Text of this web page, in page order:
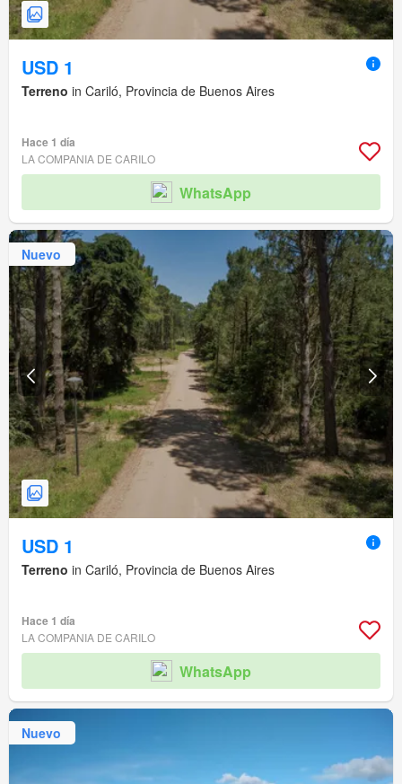
USD 1
Terreno in Cariló, Provincia de Buenos Aires
Hace 1 día
LA COMPANIA DE CARILO
WhatsApp
Nuevo
USD 1
Terreno in Cariló, Provincia de Buenos Aires
Hace 1 día
LA COMPANIA DE CARILO
WhatsApp
Nuevo